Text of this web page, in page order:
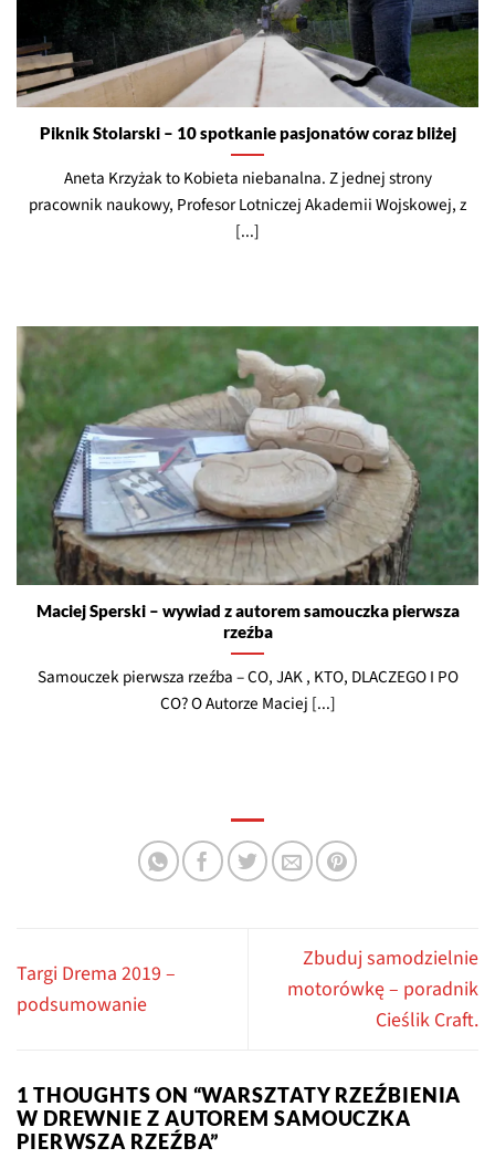
Piknik Stolarski – 10 spotkanie pasjonatów coraz bliżej
Aneta Krzyżak to Kobieta niebanalna. Z jednej strony
pracownik naukowy, Profesor Lotniczej Akademii Wojskowej, z
[...]
Maciej Sperski – wywiad z autorem samouczka pierwsza
rzeźba
Samouczek pierwsza rzeźba – CO, JAK , KTO, DLACZEGO I PO
CO? O Autorze Maciej [...]
Targi Drema 2019 –
podsumowanie
Zbuduj samodzielnie
motorówkę – poradnik
Cieślik Craft.
1 THOUGHTS ON “WARSZTATY RZEŹBIENIA
W DREWNIE Z AUTOREM SAMOUCZKA
PIERWSZA RZEŹBA”